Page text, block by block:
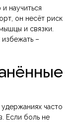
научиться
он несёт риск
и связки.
–
удержаниях часто
Если боль не